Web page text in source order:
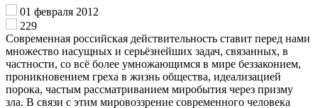
01 февраля 2012
229
Современная российская действительность ставит перед нами
множество насущных и серьёзнейших задач, связанных, в
частности, со всё более умножающимся в мире беззаконием,
проникновением греха в жизнь общества, идеализацией
порока, частым рассматриванием миробытия через призму
зла. В связи с этим мировоззрение современного человека